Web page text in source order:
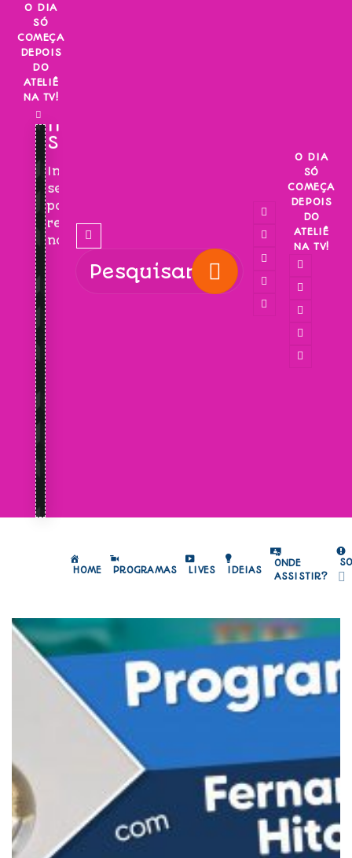
Skip
content
O DIA
SÓ
COMEÇA
DEPOIS
DO
ATELIÊ
NA TV!
INSCREVA-
SE!
Inscreva-
se
para
receber
novidades!
O DIA
SÓ
COMEÇA
DEPOIS
DO
ATELIÊ
NA TV!
HOME PROGRAMAS LIVES IDEIAS
ONDE
ASSISTIR?